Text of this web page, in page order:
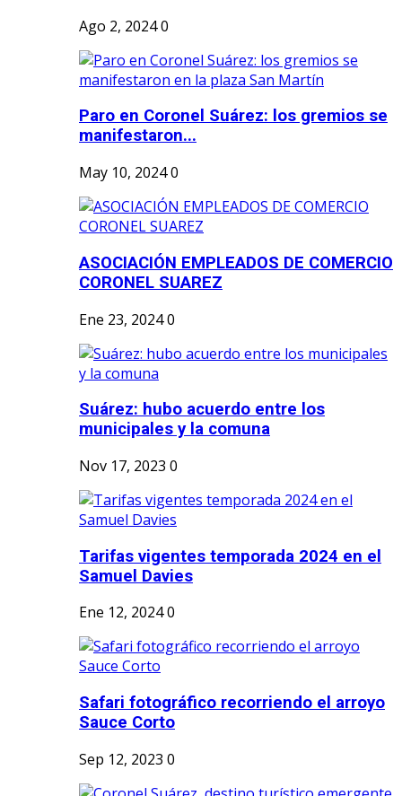
Ago 2, 20240
Paro en Coronel Suárez: los gremios se
manifestaron...
May 10, 20240
ASOCIACIÓN EMPLEADOS DE COMERCIO
CORONEL SUAREZ
Ene 23, 20240
Suárez: hubo acuerdo entre los
municipales y la comuna
Nov 17, 2023 0
Tarifas vigentes temporada 2024 en el
Samuel Davies
Ene 12, 20240
Safari fotográfico recorriendo el arroyo
Sauce Corto
Sep 12, 2023 0